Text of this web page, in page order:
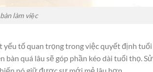
làm việc
yếu tố quan trọng trong việc quyết định tuổi
quá lâu sẽ góp phần kéo dài tuổi thọ. Sử